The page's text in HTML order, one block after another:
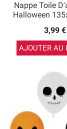
Nappe Toile
Halloween
3,99 €
AJOUTER AU